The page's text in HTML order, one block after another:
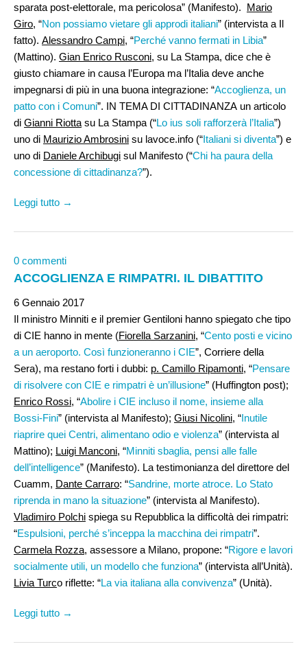
sparata post-elettorale, ma pericolosa” (Manifesto). Mario
Giro, “Non possiamo vietare gli approdi italiani” (intervista a Il
fatto). Alessandro Campi, “Perché vanno fermati in Libia”
(Mattino). Gian Enrico Rusconi, su La Stampa, dice che è
giusto chiamare in causa l’Europa ma l’Italia deve anche
impegnarsi di più in una buona integrazione: “Accoglienza, un
patto con i Comuni”. IN TEMA DI CITTADINANZA un articolo
di Gianni Riotta su La Stampa (“Lo ius soli rafforzerà l’Italia”)
uno di Maurizio Ambrosini su lavoce.info (“Italiani si diventa”) e
uno di Daniele Archibugi sul Manifesto (“Chi ha paura della
concessione di cittadinanza?”).
Leggi tutto →
0 commenti
ACCOGLIENZA E RIMPATRI. IL DIBATTITO
6 Gennaio 2017
Il ministro Minniti e il premier Gentiloni hanno spiegato che tipo
di CIE hanno in mente (Fiorella Sarzanini, “Cento posti e vicino
a un aeroporto. Così funzioneranno i CIE”, Corriere della
Sera), ma restano forti i dubbi: p. Camillo Ripamonti, “Pensare
di risolvere con CIE e rimpatri è un’illusione” (Huffington post);
Enrico Rossi, “Abolire i CIE incluso il nome, insieme alla
Bossi-Fini” (intervista al Manifesto); Giusi Nicolini, “Inutile
riaprire quei Centri, alimentano odio e violenza” (intervista al
Mattino); Luigi Manconi, “Minniti sbaglia, pensi alle falle
dell’intelligence” (Manifesto). La testimonianza del direttore del
Cuamm, Dante Carraro: “Sandrine, morte atroce. Lo Stato
riprenda in mano la situazione” (intervista al Manifesto).
Vladimiro Polchi spiega su Repubblica la difficoltà dei rimpatri:
“Espulsioni, perché s’inceppa la macchina dei rimpatri”.
Carmela Rozza, assessore a Milano, propone: “Rigore e lavori
socialmente utili, un modello che funziona” (intervista all’Unità).
Livia Turco riflette: “La via italiana alla convivenza” (Unità).
Leggi tutto →